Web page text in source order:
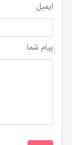
ایمیل
پیام شما